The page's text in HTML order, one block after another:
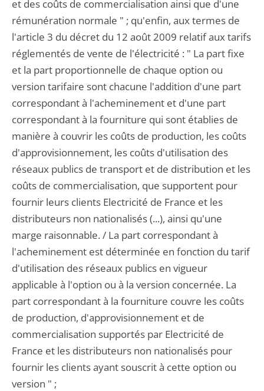
et des coûts de commercialisation ainsi que d'une
rémunération normale " ; qu'enfin, aux termes de
l'article 3 du décret du 12 août 2009 relatif aux tarifs
réglementés de vente de l'électricité : " La part fixe
et la part proportionnelle de chaque option ou
version tarifaire sont chacune l'addition d'une part
correspondant à l'acheminement et d'une part
correspondant à la fourniture qui sont établies de
manière à couvrir les coûts de production, les coûts
d'approvisionnement, les coûts d'utilisation des
réseaux publics de transport et de distribution et les
coûts de commercialisation, que supportent pour
fournir leurs clients Electricité de France et les
distributeurs non nationalisés (...), ainsi qu'une
marge raisonnable. / La part correspondant à
l'acheminement est déterminée en fonction du tarif
d'utilisation des réseaux publics en vigueur
applicable à l'option ou à la version concernée. La
part correspondant à la fourniture couvre les coûts
de production, d'approvisionnement et de
commercialisation supportés par Electricité de
France et les distributeurs non nationalisés pour
fournir les clients ayant souscrit à cette option ou
version " ;